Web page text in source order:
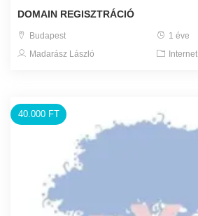
DOMAIN REGISZTRÁCIÓ
Budapest
1 éve
Madarász László
40.000 FT